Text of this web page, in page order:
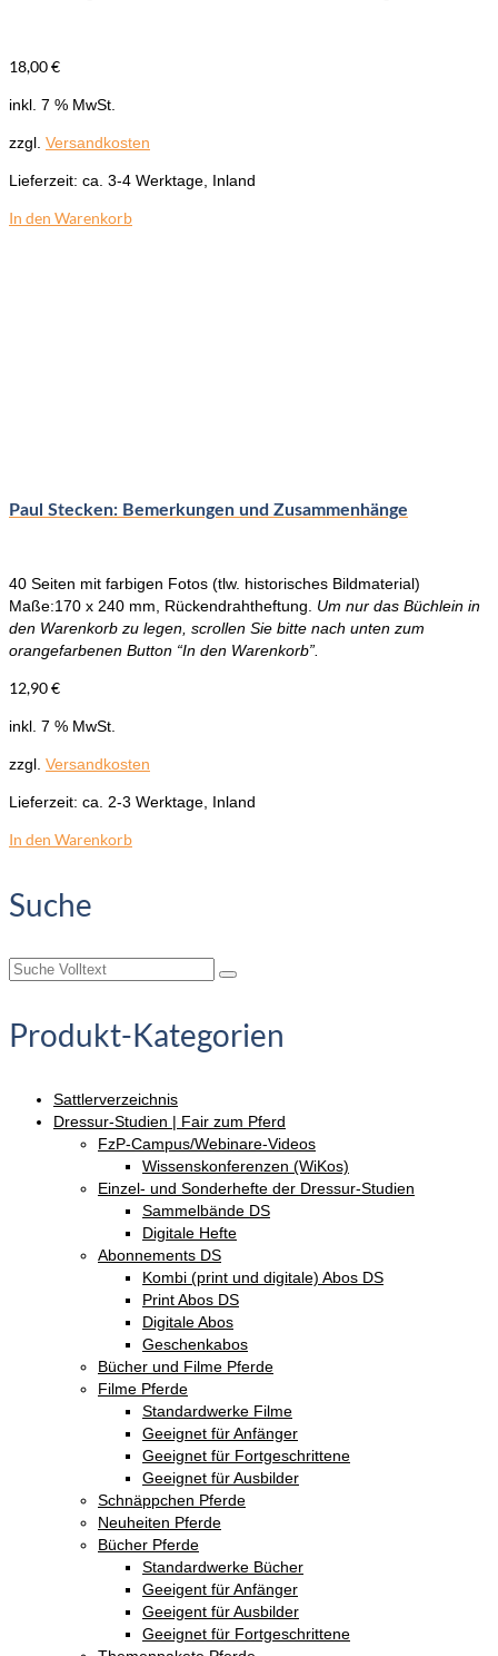
18,00€
inkl. 7 % MwSt.
zzgl. Versandkosten
Lieferzeit: ca. 3-4 Werktage, Inland
In den Warenkorb
Paul Stecken: Bemerkungen und Zusammenhänge
40 Seiten mit farbigen Fotos (tlw. historisches Bildmaterial)
Maße:170 x 240 mm, Rückendrahtheftung. Um nur das Büchlein in
den Warenkorb zu legen, scrollen Sie bitte nach unten zum
orangefarbenen Button “In den Warenkorb”.
12,90€
inkl. 7 % MwSt.
zzgl. Versandkosten
Lieferzeit: ca. 2-3 Werktage, Inland
In den Warenkorb
Suche
Suche
Produkt-Kategorien
Sattlerverzeichnis
Dressur-Studien | Fair zum Pferd
FzP-Campus/Webinare-Videos
Wissenskonferenzen (WiKos)
Einzel- und Sonderhefte der Dressur-Studien
Sammelbände DS
Digitale Hefte
Abonnements DS
Kombi (print und digitale) Abos DS
Print Abos DS
Digitale Abos
Geschenkabos
Bücher und Filme Pferde
Filme Pferde
Standardwerke Filme
Geeignet für Anfänger
Geeignet für Fortgeschrittene
Geeignet für Ausbilder
Schnäppchen Pferde
Neuheiten Pferde
Bücher Pferde
Standardwerke Bücher
Geeigent für Anfänger
Geeigent für Ausbilder
Geeignet für Fortgeschrittene